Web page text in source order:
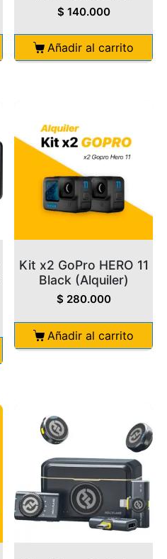
$ 140.000
Añadir al carrito
Kit x2 GoPro HERO 11
Black (Alquiler)
$ 280.000
Añadir al carrito